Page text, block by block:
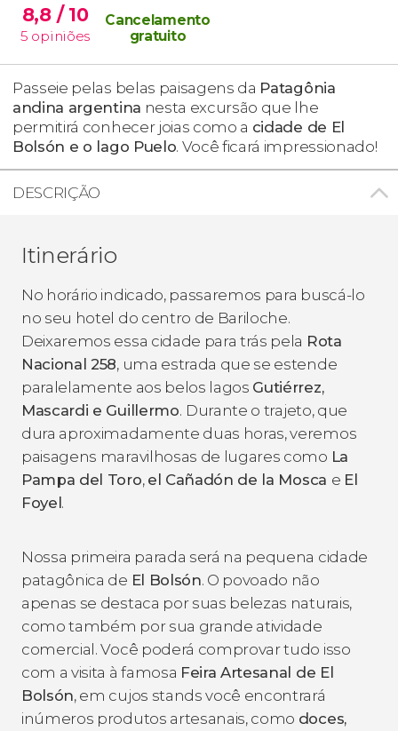
8,8 / 10
5 opiniões
Cancelamento
gratuito
Passeie pelas belas paisagens da Patagônia
andina argentina nesta excursão que lhe
permitirá conhecer joias como a cidade de El
Bolsón e o lago Puelo. Você ficará impressionado!
DESCRIÇÃO
Itinerário
No horário indicado, passaremos para buscá-lo
no seu hotel do centro de Bariloche.
Deixaremos essa cidade para trás pela Rota
Nacional 258, uma estrada que se estende
paralelamente aos belos lagos Gutiérrez,
Mascardi e Guillermo. Durante o trajeto, que
dura aproximadamente duas horas, veremos
paisagens maravilhosas de lugares como La
Pampa del Toro, el Cañadón de la Mosca e El
Foyel.
Nossa primeira parada será na pequena cidade
patagônica de El Bolsón. O povoado não
apenas se destaca por suas belezas naturais,
como também por sua grande atividade
comercial. Você poderá comprovar tudo isso
com a visita à famosa Feira Artesanal de El
Bolsón, em cujos stands você encontrará
inúmeros produtos artesanais, como doces,